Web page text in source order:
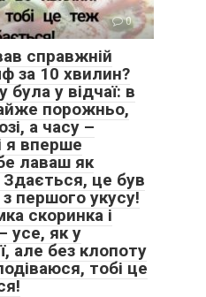
0
справжній
за 10 хвилин?
була у відчаї: в
порожньо,
а часу –
я вперше
лаваш як
це був
першого укусу!
скоринка і
усе, як у
але без клопоту
тобі це